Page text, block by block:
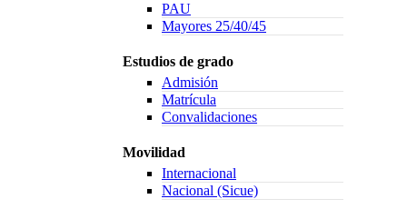
PAU
Mayores 25/40/45
Estudios de grado
Admisión
Matrícula
Convalidaciones
Movilidad
Internacional
Nacional (Sicue)